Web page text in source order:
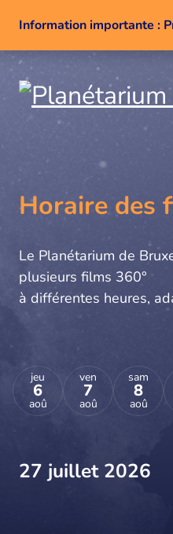
Horaire des
Le Planétarium de
plusieurs films 360°
à différentes heures,
jeu
6
aoû
ven
7
aoû
sam
8
aoû
27 juillet 2026